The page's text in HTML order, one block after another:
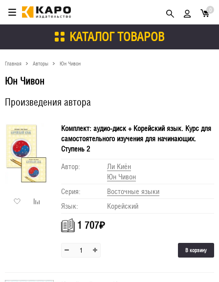
КАТАЛОГ ТОВАРОВ
0
Главная Авторы Юн Чивон
Юн Чивон
Произведения автора
Комплект: аудио-диск + Корейский язык. Курс для
самостоятельного изучения для начинающих.
Ступень 2
Автор:
Ли Киён
Юн Чивон
Серия:
Восточные языки
Язык:
Корейский
1 707₽
В корзину